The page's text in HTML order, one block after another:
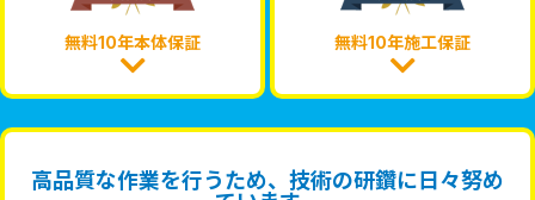
無料10年本体保証 無料10年施工保証
高品質な作業を行うため、技術の研鑽に日々努め